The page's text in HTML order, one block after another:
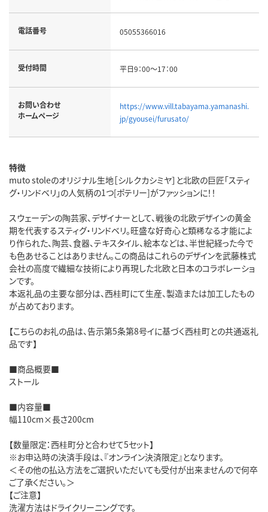
電話番号 05055366016
受付時間 平日9：00～17：00
お問い合わせ
ホームページ
https://www.vill.tabayama.yamanashi.
jp/gyousei/furusato/
特徴
muto stoleのオリジナル生地［シルクカシミヤ］と北欧の巨匠「スティ
グ・リンドベリ」の人気柄の1つ[ポテリー]がファッションに！！
スウェーデンの陶芸家、デザイナーとして、戦後の北欧デザインの黄金
期を代表するスティグ・リンドベリ。旺盛な好奇心と類稀なる才能によ
り作られた、陶芸、食器、テキスタイル、絵本などは、半世紀経った今で
も色あせることはありません。この商品はこれらのデザインを武藤株式
会社の高度で繊細な技術により再現した北欧と日本のコラボレーショ
ンです。
本返礼品の主要な部分は、西桂町にて生産、製造または加工したもの
が占めております。
【こちらのお礼の品は、告示第5条第8号イに基づく西桂町との共通返礼
品です】
■商品概要■
ストール
■内容量■
幅110cm×長さ200cm
【数量限定：西桂町分と合わせて5セット】
※お申込時の決済手段は、『オンライン決済限定』となります。
＜その他の払込方法をご選択いただいても受付が出来ませんので何卒
ご了承ください。＞
【ご注意】
洗濯方法はドライクリーニングです。